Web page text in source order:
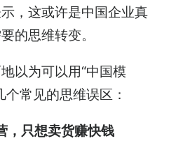
，这或许是中国企业真
的思维转变。
以为可以用“中国模
常见的思维误区：
，只想卖货赚快钱